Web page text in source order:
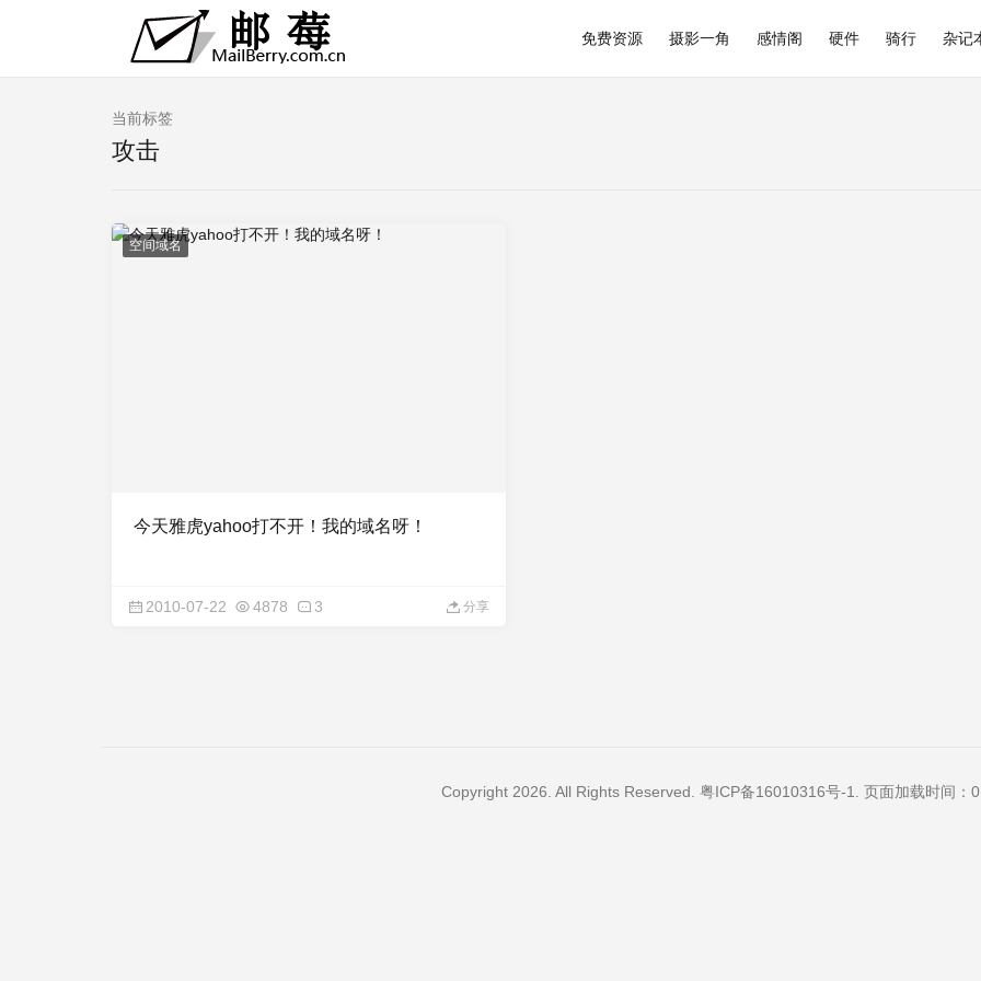
免费资源 摄影一角 感情阁 硬件 骑行 杂记
当前标签
攻击
空间域名
今天雅虎yahoo打不开！我的域名呀！
2010-07-22 4878 3 分享
Copyright 2026. All Rights Reserved. 粤ICP备16010316号-1 . 页面加载时间：